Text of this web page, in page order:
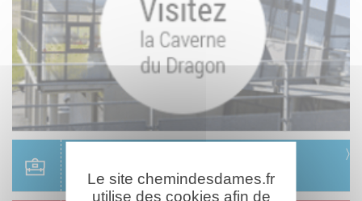
Réservation & informations
Le site chemindesdames.fr
utilise des cookies afin de